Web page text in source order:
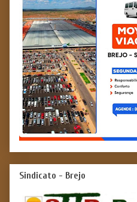
Sindicato - Brejo